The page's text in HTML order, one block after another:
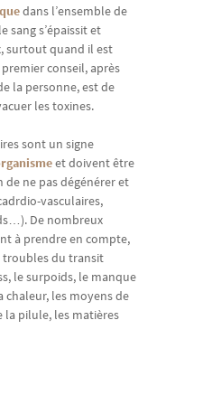
dans l’ensemble de
sang s’épaissit et
surtout quand il est
premier conseil, après
la personne, est de
les toxines.
sont un signe
et doivent être
de ne pas dégénérer et
vasculaires,
De nombreux
à prendre en compte,
troubles du transit
le surpoids, le manque
chaleur, les moyens de
pilule, les matières